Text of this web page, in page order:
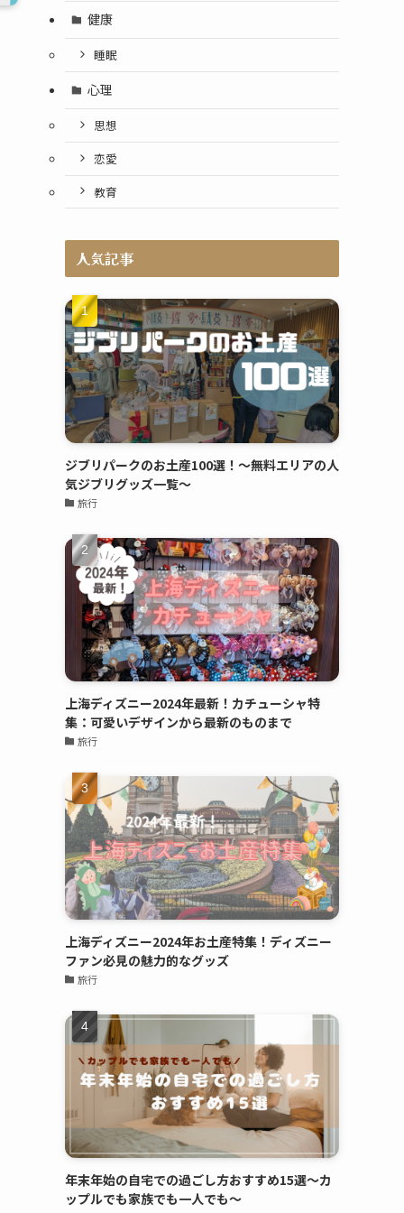
健康
睡眠
心理
思想
恋愛
教育
人気記事
ジブリパークのお土産100選！～無料エリアの人
気ジブリグッズ一覧～
旅行
上海ディズニー2024年最新！カチューシャ特
集：可愛いデザインから最新のものまで
旅行
上海ディズニー2024年お土産特集！ディズニー
ファン必見の魅力的なグッズ
旅行
年末年始の自宅での過ごし方おすすめ15選～カ
ップルでも家族でも一人でも～